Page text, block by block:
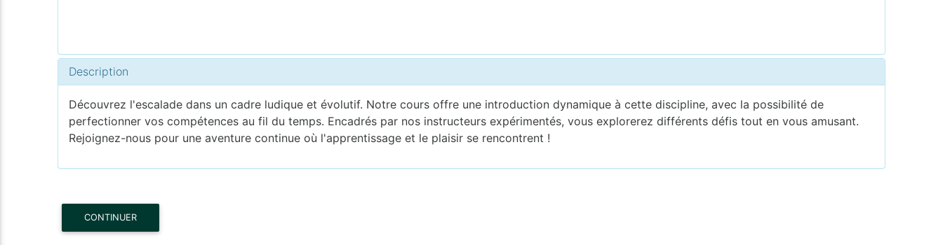
Description
Découvrez l'escalade dans un cadre ludique et évolutif. Notre cours offre une introduction dynamique à cette discipline, avec la possibilité de
perfectionner vos compétences au fil du temps. Encadrés par nos instructeurs expérimentés, vous explorerez différents défis tout en vous amusant.
Rejoignez-nous pour une aventure continue où l'apprentissage et le plaisir se rencontrent !
CONTINUER